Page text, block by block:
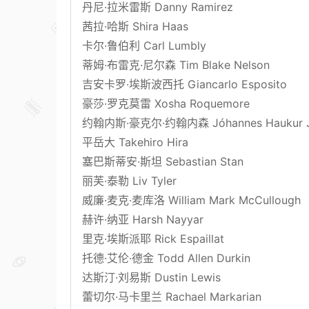
丹尼·拉米雷斯 Danny Ramirez
茜拉·哈斯 Shira Haas
卡尔·鲁伯利 Carl Lumbly
蒂姆·布雷克·尼尔森 Tim Blake Nelson
吉安卡罗·埃斯波西托 Giancarlo Esposito
豪莎·罗克莫雷 Xosha Roquemore
约翰内斯·豪克尔·约翰内森 Jóhannes Haukur
平岳大 Takehiro Hira
塞巴斯蒂安·斯坦 Sebastian Stan
丽芙·泰勒 Liv Tyler
威廉·麦克·麦库洛 William Mark McCullough
赫许·纳亚 Harsh Nayyar
里克·埃斯派耶 Rick Espaillat
托德·艾伦·德金 Todd Allen Durkin
达斯汀·刘易斯 Dustin Lewis
蕾切尔·马卡里兰 Rachael Markarian